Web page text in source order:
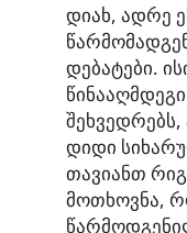
დიახ, ადრე
დებატები.
დიდი
თავიანთ
მოთხოვნა,